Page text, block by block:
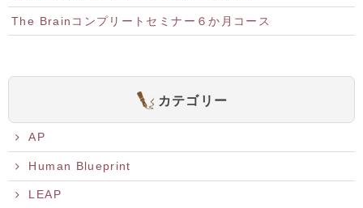
The Brainコンプリートセミナー６か月コース
カテゴリー
AP
Human Blueprint
LEAP